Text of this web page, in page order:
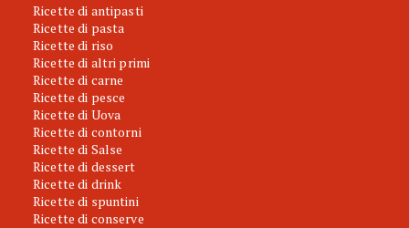
Ricette di antipasti
Ricette di pasta
Ricette di riso
Ricette di altri primi
Ricette di carne
Ricette di pesce
Ricette di Uova
Ricette di contorni
Ricette di Salse
Ricette di dessert
Ricette di drink
Ricette di spuntini
Ricette di conserve